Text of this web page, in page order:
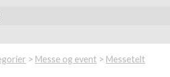
> Messe og event > Messetelt